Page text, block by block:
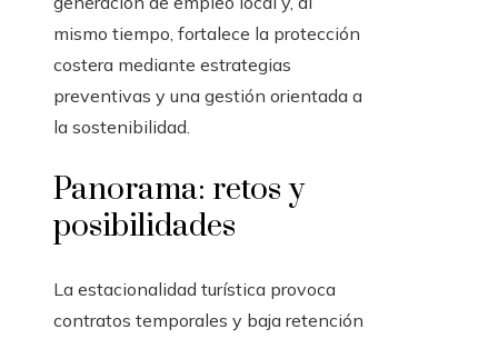
mismo tiempo, fortalece la protección
costera mediante estrategias
preventivas y una gestión orientada a
la sostenibilidad.
Panorama: retos y
posibilidades
La estacionalidad turística provoca
contratos temporales y baja retención